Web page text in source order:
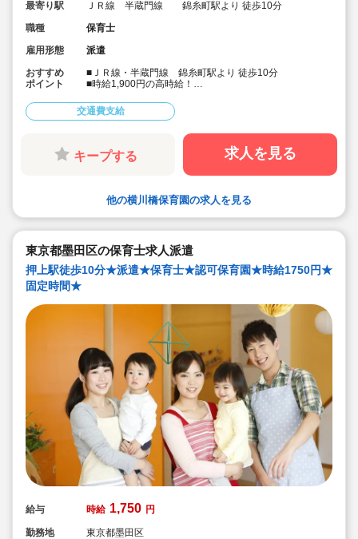
最寄り駅
ＪＲ線 半蔵門線 錦糸町駅より 徒歩10分
職種
保育士
雇用形態
派遣
おすすめ
ポイント
■ＪＲ線・半蔵門線 錦糸町駅より 徒歩10分
■時給1,900円の高時給！
■人気の公立保育園求人です！
■社会保険完備・皆勤手当制度もあります！
交通費支給
キープする 求人を見る
他の横川橋保育園の求人を見る
東京都墨田区の保育士求人派遣
押上駅徒歩10分★派遣★保育士★認可保育園★時給1750円★
固定時間★
給与 時給 1,750 円
勤務地
東京都墨田区